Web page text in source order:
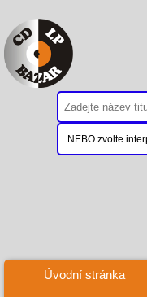
Úvodní stránka